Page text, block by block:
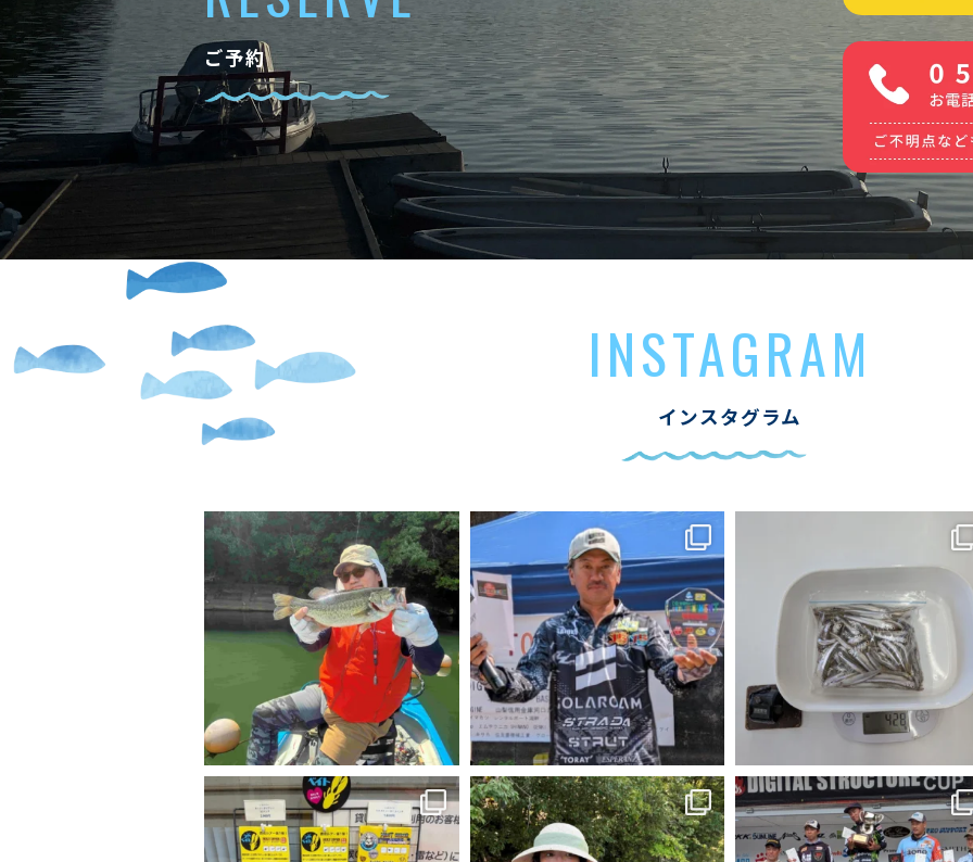
ご予約
INSTAGRAM
インスタグラム